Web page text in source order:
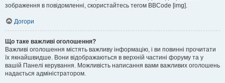
зображення в повідомленні, скористайтесь тегом BBCode [img].
Догори
Що таке важливі оголошення?
Важливі оголошення містять важливу інформацію, і ви повинні прочитати
їх якнайшвидше. Вони відображаються в верхній частині форуму та у
вашій Панелі керування. Можливість написання вами важливих оголошень
надається адміністратором.